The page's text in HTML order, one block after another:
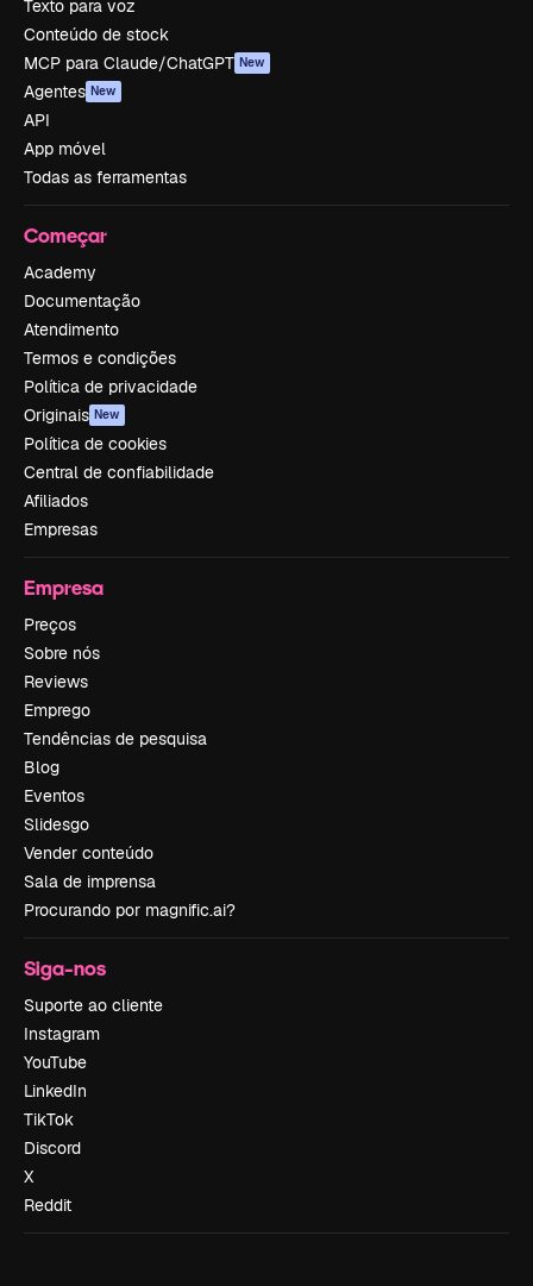
Texto para voz
Conteúdo de stock
MCP para Claude/ChatGPT New
Agentes New
API
App móvel
Todas as ferramentas
Começar
Academy
Documentação
Atendimento
Termos e condições
Política de privacidade
Originais New
Política de cookies
Central de confiabilidade
Afiliados
Empresas
Empresa
Preços
Sobre nós
Reviews
Emprego
Tendências de pesquisa
Blog
Eventos
Slidesgo
Vender conteúdo
Sala de imprensa
Procurando por magnific.ai?
Siga-nos
Suporte ao cliente
Instagram
YouTube
LinkedIn
TikTok
Discord
X
Reddit